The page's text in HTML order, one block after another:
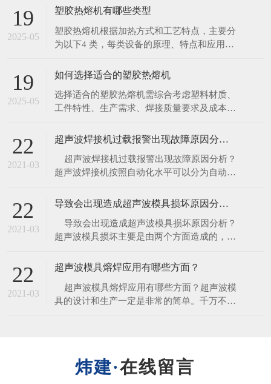
（最常见原因） 检查外部供电链路 确认设备
断电； 测试插座本身是否通电（可插入其他
电器如手机充电器验证），排除插座故障或
19
2025-05
塑胶热熔机有哪些类型
塑胶热熔机根据加热方式和工艺特点，主要分
为以下4 类，每类设备的原理、特点和应用场
一块金属板（热板）至设定温度，将塑料件的
迅速将两塑料件压合，冷却后完成焊接。 特
点 优势：加热面积大、熔深可控，适
19
2025-05
如何选择适合的塑胶热熔机
选择适合的塑胶热熔机需综合考虑塑料材质、
工件特性、生产需求、焊接质量要求及成本预
准匹配设备类型： 一、核心选型维度分析 1.
塑料材质与焊接特性 热塑性塑料（如 PP、
PE、ABS、PC）：适合所有热熔工艺（热
板、热气、超声波、红外）。 热固性塑料
22
2021-03
超声波焊接机过载报警出现故障原因分析？
​ 超声波焊接机过载报警出现故障原因分析？
超声波焊接机按照自动化水平可以分为自动焊
于现代化企业来讲，自动化水平越高越有利于
企业流水线生产，所以自动焊接机的使用是企
业未来的一个趋势。​ 1、空载测试：
22
2021-03
导致会出现造成超声波模具损坏原因分析？
​ 导致会出现造成超声波模具损坏原因分析？
超声波模具损坏主要是由两个方面造成的，是
料的选择，详细原因介绍如下。​ 1、超声波
频率整形等在使用过程中，超声波能量未完全
释放
22
2021-03
超声波模具熔焊应用有哪些方面？
​ 超声波模具熔焊应用有哪些方面？超声波模
具的设计和生产一定是非常的简单。千万不要
在线留言